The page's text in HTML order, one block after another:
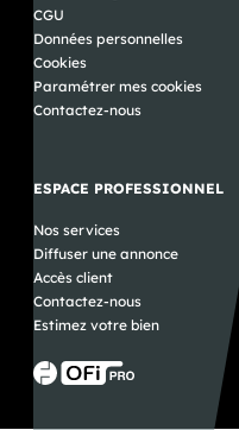
CGU
Données personnelles
Cookies
Paramétrer mes cookies
Contactez-nous
ESPACE PROFESSIONNEL
Nos services
Diffuser une annonce
Accès client
Contactez-nous
Estimez votre bien